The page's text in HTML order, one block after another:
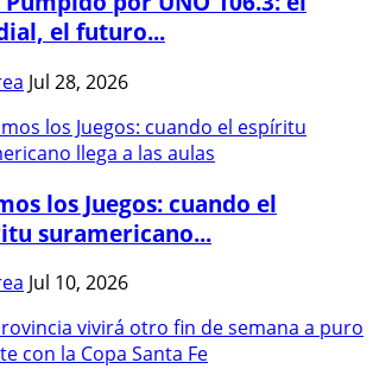
el futuro...
Jul 28, 2026
los Juegos: cuando el
suramericano...
Jul 10, 2026